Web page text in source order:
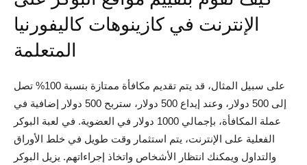
الإنترنت في كازينوهات كاليفورنيا
المتعلمة
على سبيل المثال، قد يتم تقديم مكافأة ممتازة بنسبة 100% تصل
إلى 500 دولار، وعند إيداع 500 دولار، ستربح 500 دولار إضافية في
عملة المكافأة، بإجمالي 1000 دولار في العضوية. في لعبة البوكر
الفعلية على الإنترنت، يتم استثمار وقت طويل في خلط الأوراق
والتداول ويمكنك انتظار الأشخاص واتخاذ إجراءاتهم. يزيل البوكر